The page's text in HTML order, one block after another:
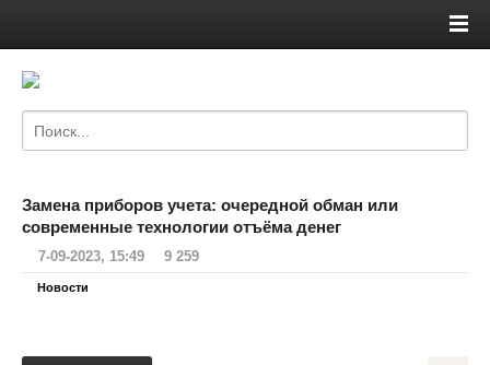
Замена приборов учета: очередной обман или
современные технологии отъёма денег
7-09-2023, 15:49 9 259
Новости